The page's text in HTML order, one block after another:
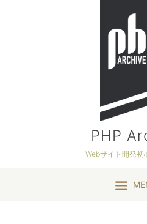
PHP
Webサイト開発初